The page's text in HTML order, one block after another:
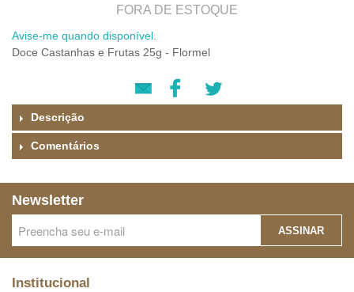
FORA DE ESTOQUE
Avise-me quando disponível.
Doce Castanhas e Frutas 25g - Flormel
Descrição
Comentários
Newsletter
ASSINAR
Institucional